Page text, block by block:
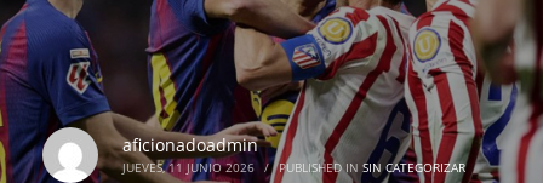
aficionadoadmin
JUEVES, 11 JUNIO 2026 / PUBLISHED IN SIN CATEGORIZAR